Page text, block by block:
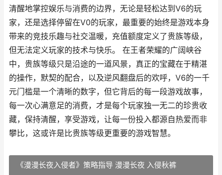
清醒地掌控娱乐与消费的边界，无论是轻松达到V6的玩
家，还是选择停留在V0的玩家，最重要的始终是游戏本身
带来的竞技乐趣与社交温暖，充值额度定义了贵族等级，
但无法定义玩家的技术与快乐。 在王者荣耀的广阔峡谷
中，贵族等级只是沿途的一道风景，真正的宝藏在于精湛
的操作，默契的配合，以及逆风翻盘后的欢呼，V6的一千
元门槛是一个清晰的数字，但它背后的每一段游戏故事，
每一次心满意足的消费，才是每个玩家独一无二的珍贵收
藏，保持清醒，享受游戏，让每一份投入都源自热爱而非
攀比，这或许是比贵族等级更重要的游戏智慧。
《漫漫长夜入侵者》策略指导 漫漫长夜 入侵秋裤